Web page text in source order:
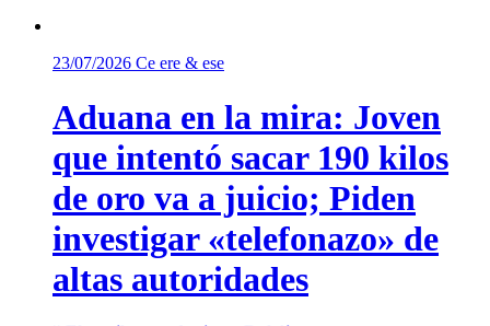
23/07/2026 Ce ere & ese
Aduana en la mira: Joven
que intentó sacar 190 kilos
de oro va a juicio; Piden
investigar «telefonazo» de
altas autoridades